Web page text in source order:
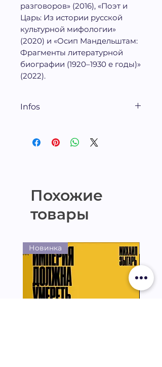
разговоров» (2016), «Поэт и
Царь: Из истории русской
культурной мифологии»
(2020) и «Осип Мандельштам:
Фрагменты литературной
биографии (1920–1930 е годы)»
(2022).
Infos
обозрение, 416 стр.
Похожие
товары
Новинка